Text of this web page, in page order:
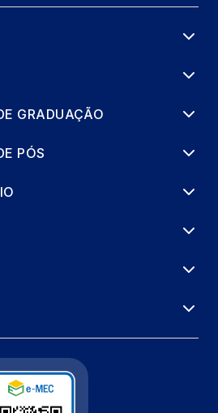
DA MATEMÁTICA E
E DIVERSIDADE
DE ENSINO E TEC.
GRADUAÇÃO
PÓS